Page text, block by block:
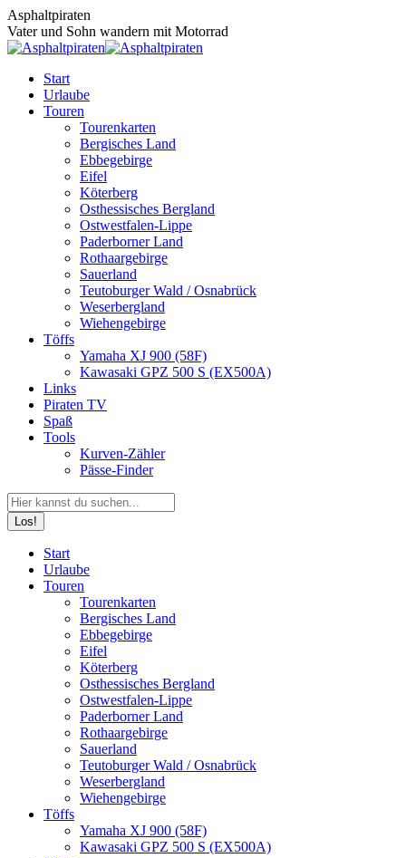
Zum
Inhalt
springen
Asphaltpiraten
Vater und Sohn wandern mit Motorrad
Start
Urlaube
Touren
Tourenkarten
Bergisches Land
Ebbegebirge
Eifel
Köterberg
Osthessisches Bergland
Ostwestfalen-Lippe
Paderborner Land
Rothaargebirge
Sauerland
Teutoburger Wald / Osnabrück
Weserbergland
Wiehengebirge
Töffs
Yamaha XJ 900 (58F)
Kawasaki GPZ 500 S (EX500A)
Links
Piraten TV
Spaß
Tools
Kurven-Zähler
Pässe-Finder
Search:
page
opens
page
opens
page
opens
Start
Urlaube
Touren
Tourenkarten
Bergisches Land
Ebbegebirge
Eifel
Köterberg
Osthessisches Bergland
Ostwestfalen-Lippe
Paderborner Land
Rothaargebirge
Sauerland
Teutoburger Wald / Osnabrück
Weserbergland
Wiehengebirge
Töffs
Yamaha XJ 900 (58F)
Kawasaki GPZ 500 S (EX500A)